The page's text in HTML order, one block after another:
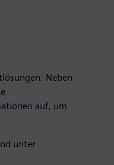
Neben
auf, um
unter